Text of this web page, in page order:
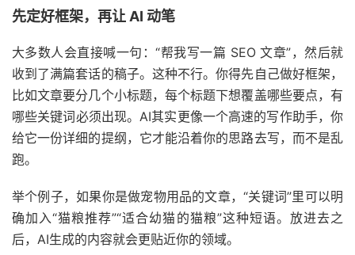
先定好框架，再让 AI 动笔
大多数人会直接喊一句：“帮我写一篇 SEO 文章”，然后就
收到了满篇套话的稿子。这种不行。你得先自己做好框架，
比如文章要分几个小标题，每个标题下想覆盖哪些要点，有
哪些关键词必须出现。AI其实更像一个高速的写作助手，你
给它一份详细的提纲，它才能沿着你的思路去写，而不是乱
跑。
举个例子，如果你是做宠物用品的文章，“关键词”里可以明
确加入“猫粮推荐”“适合幼猫的猫粮”这种短语。放进去之
后，AI生成的内容就会更贴近你的领域。